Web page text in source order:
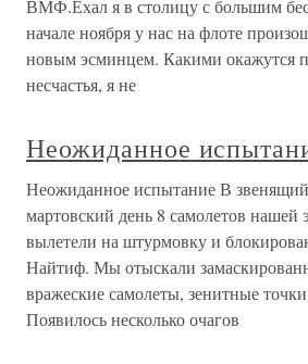
ВМФ.Ехал я в столицу с большим
начале ноября у нас на флоте
новым эсминцем. Какими окажутся
несчастья, я не
Неожиданное
Неожиданное испытание В
мартовский день 8 самолетов нашей
вылетели на штурмовку и
Найтиф. Мы отыскали
вражеские самолеты, зенитные
Появилось несколько очагов